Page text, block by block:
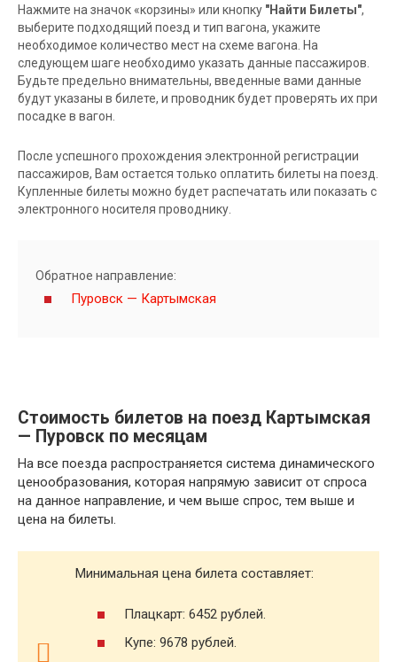
Нажмите на значок «корзины» или кнопку "Найти Билеты",
выберите подходящий поезд и тип вагона, укажите
необходимое количество мест на схеме вагона. На
следующем шаге необходимо указать данные пассажиров.
Будьте предельно внимательны, введенные вами данные
будут указаны в билете, и проводник будет проверять их при
посадке в вагон.
После успешного прохождения электронной регистрации
пассажиров, Вам остается только оплатить билеты на поезд.
Купленные билеты можно будет распечатать или показать с
электронного носителя проводнику.
Обратное направление:
Пуровск — Картымская
Стоимость билетов на поезд Картымская
— Пуровск по месяцам
На все поезда распространяется система динамического
ценообразования, которая напрямую зависит от спроса
на данное направление, и чем выше спрос, тем выше и
цена на билеты.
Минимальная цена билета составляет:
Плацкарт: 6452 рублей.
Купе: 9678 рублей.